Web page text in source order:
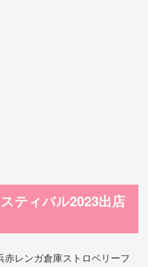
ティバル2023出店
レンガ倉庫ストロベリーフ